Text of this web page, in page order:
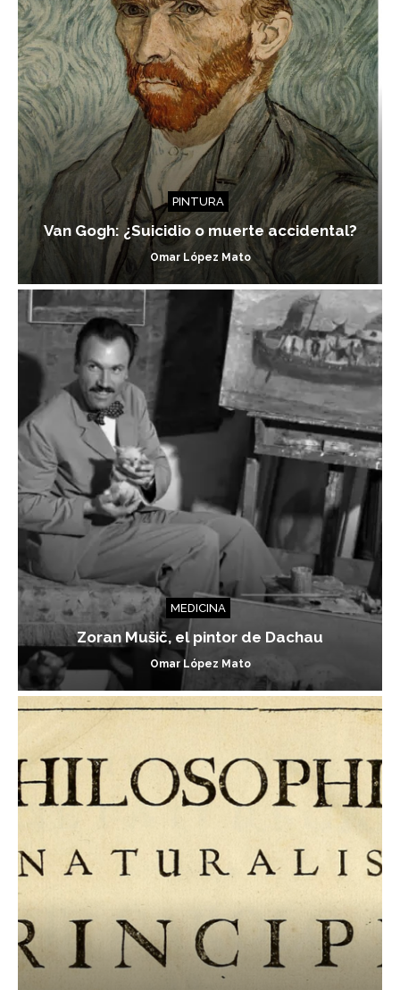
PINTURA
Van Gogh: ¿Suicidio o muerte accidental?
Omar López Mato
MEDICINA
Zoran Mušič, el pintor de Dachau
Omar López Mato